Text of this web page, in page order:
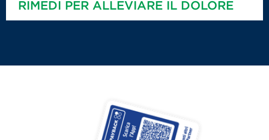
RIMEDI PER ALLEVIARE IL DOLORE